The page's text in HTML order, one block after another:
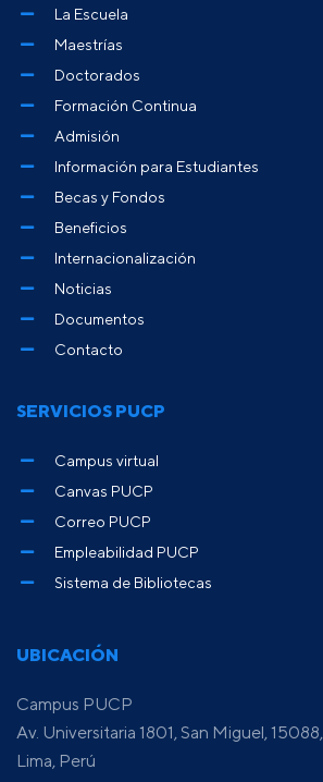
UBICACIÓN
Campus PUCP
Av. Universitaria 1801, San Miguel, 15088,
Lima, Perú
La Escuela
Maestrías
Doctorados
Formación Continua
Admisión
Información para Estudiantes
Becas y Fondos
Beneficios
Internacionalización
Noticias
Documentos
Contacto
SERVICIOS PUCP
Campus virtual
Canvas PUCP
Correo PUCP
Empleabilidad PUCP
Sistema de Bibliotecas